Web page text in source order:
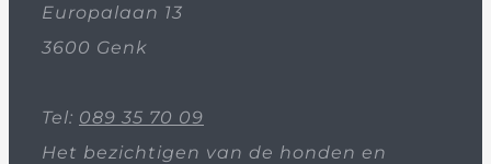
Europalaan 13
3600 Genk
Tel: 089 35 70 09
Het bezichtigen van de honden en